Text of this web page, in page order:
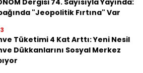
Dergisi 74. Sayısıyla Yayında:
"Jeopolitik Fırtına" Var
Tüketimi 4 Kat Arttı: Yeni Nesil
Dükkanlarını Sosyal Merkez